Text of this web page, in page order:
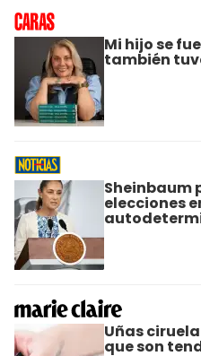
Mi hijo se
también
Sheinbaum
elecciones
Uñas
que son